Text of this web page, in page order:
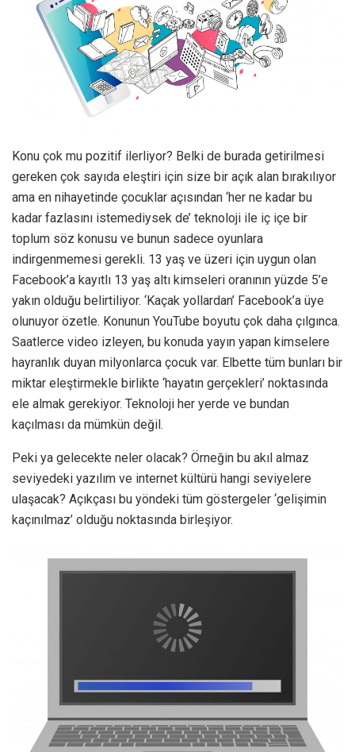
Konu çok mu pozitif ilerliyor? Belki de burada getirilmesi
gereken çok sayıda eleştiri için size bir açık alan bırakılıyor
ama en nihayetinde çocuklar açısından ‘her ne kadar bu
kadar fazlasını istemediysek de’ teknoloji ile iç içe bir
toplum söz konusu ve bunun sadece oyunlara
indirgenmemesi gerekli. 13 yaş ve üzeri için uygun olan
Facebook’a kayıtlı 13 yaş altı kimseleri oranının yüzde 5’e
yakın olduğu belirtiliyor. ‘Kaçak yollardan’ Facebook’a üye
olunuyor özetle. Konunun YouTube boyutu çok daha çılgınca.
Saatlerce video izleyen, bu konuda yayın yapan kimselere
hayranlık duyan milyonlarca çocuk var. Elbette tüm bunları bir
miktar eleştirmekle birlikte ‘hayatın gerçekleri’ noktasında
ele almak gerekiyor. Teknoloji her yerde ve bundan
kaçılması da mümkün değil.
Peki ya gelecekte neler olacak? Örneğin bu akıl almaz
seviyedeki yazılım ve internet kültürü hangi seviyelere
ulaşacak? Açıkçası bu yöndeki tüm göstergeler ‘gelişimin
kaçınılmaz’ olduğu noktasında birleşiyor.